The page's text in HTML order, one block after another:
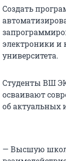
Создать
электроники и
университета.
Студенты ВШ
осваивают
об актуальных
— Высшую